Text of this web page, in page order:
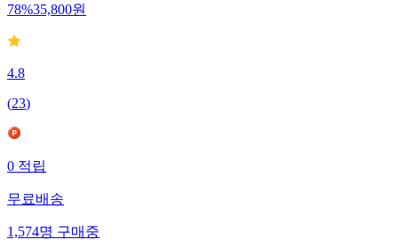
78%35,800원
4.8
(23)
0적립
무료배송
1,574명구매중